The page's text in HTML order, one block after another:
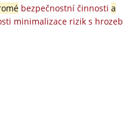
bezpečnostní činnosti a
minimalizace rizik s hrozeb